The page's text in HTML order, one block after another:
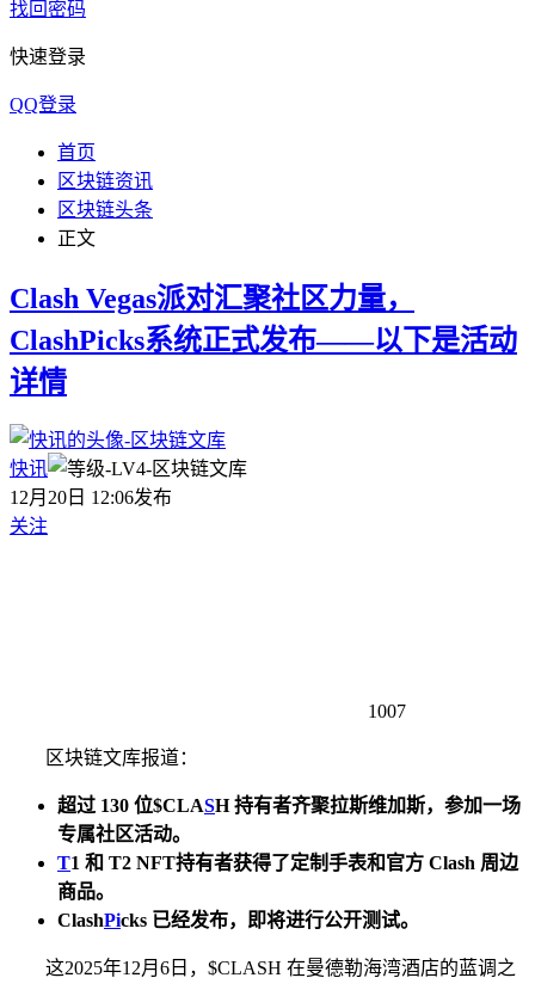
找回密码
快速登录
QQ登录
首页
区块链资讯
区块链头条
正文
Clash Vegas派对汇聚社区力量，
ClashPicks系统正式发布——以下是活动
详情
快讯
12月20日 12:06发布
关注
1007
区块链文库报道：
超过 130 位$CLASH 持有者齐聚拉斯维加斯，参加一场
专属社区活动。
T1 和 T2 NFT持有者获得了定制手表和官方 Clash 周边
商品。
ClashPicks 已经发布，即将进行公开测试。
这2025年12月6日，$CLASH 在曼德勒海湾酒店的蓝调之